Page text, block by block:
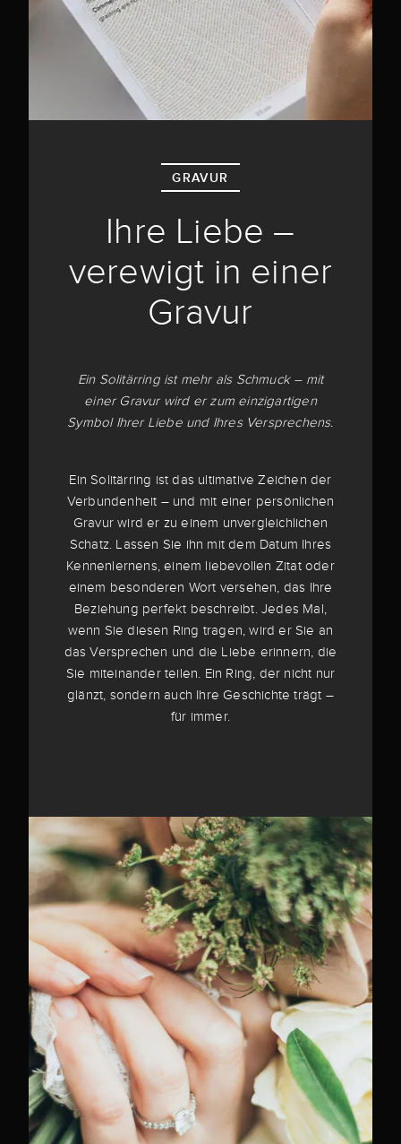
GRAVUR
Ihre Liebe –
verewigt in einer
Gravur
Ein Solitärring ist mehr als Schmuck – mit
einer Gravur wird er zum einzigartigen
Symbol Ihrer Liebe und Ihres Versprechens.
Ein Solitärring ist das ultimative Zeichen der
Verbundenheit – und mit einer persönlichen
Gravur wird er zu einem unvergleichlichen
Schatz. Lassen Sie ihn mit dem Datum Ihres
Kennenlernens, einem liebevollen Zitat oder
einem besonderen Wort versehen, das Ihre
Beziehung perfekt beschreibt. Jedes Mal,
wenn Sie diesen Ring tragen, wird er Sie an
das Versprechen und die Liebe erinnern, die
Sie miteinander teilen. Ein Ring, der nicht nur
glänzt, sondern auch Ihre Geschichte trägt –
für immer.